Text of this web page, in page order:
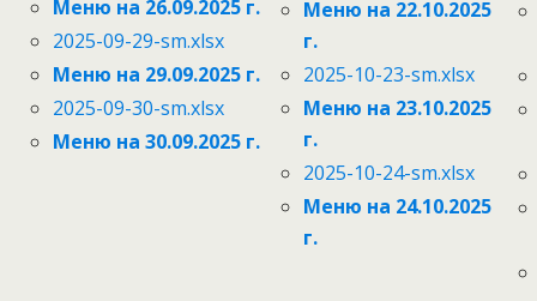
Меню на 26.09.2025 г.
2025-09-29-sm.xlsx
Меню на 29.09.2025 г.
2025-09-30-sm.xlsx
Меню на 30.09.2025 г.
Меню на 22.10.2025
г.
2025-10-23-sm.xlsx
Меню на 23.10.2025
г.
2025-10-24-sm.xlsx
Меню на 24.10.2025
г.